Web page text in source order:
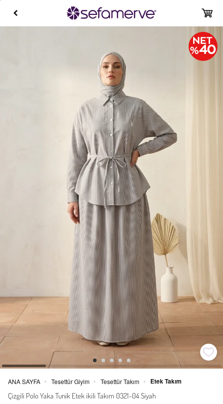
ANA SAYFA > Tesettür Giyim > Tesettür Takım > Etek Takım
Çizgili Polo Yaka Tunik Etek ikili Takım 0321-04 Siyah